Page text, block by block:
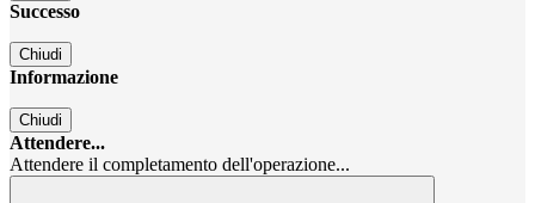
Successo
Chiudi
Informazione
Chiudi
Attendere...
Attendere il completamento dell'operazione...